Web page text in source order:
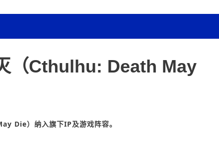
（Cthulhu: Death May
Die）纳入旗下IP及游戏阵容。